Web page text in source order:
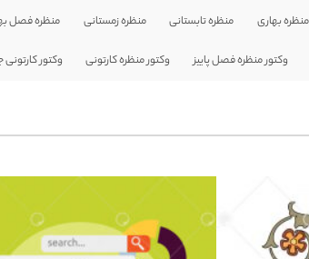
منظره بهاری منظره تابستانی منظره زمستانی منظره فصل
وکتور منظره فصل پاییز وکتور منظره کارتونی وکتور کارتونی